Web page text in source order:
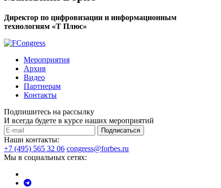
Директор по цифровизации и информационным
технологиям «Т Плюс»
Мероприятия
Архив
Видео
Партнерам
Контакты
Подпишитесь на рассылку
И всегда будете в курсе наших мероприятий
Подписаться
Наши контакты:
+7 (495) 565 32 06 congress@forbes.ru
Мы в социальных сетях: